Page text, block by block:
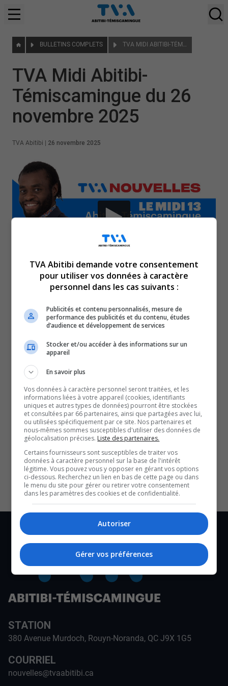
BULLETINS COMPLETS TVA MIDI ABITIBI-TÉMISCAMINGUE DU 26 NOVEMBRE 2025
TVA Midi Abitibi-
Témiscamingue du 26
novembre 2025
TVA Abitibi 26 novembre 2025
En manchettes en ce mercredi 26 novembre 2025 :
Plusieurs Témiscabitibiens bientôt sans médecin de
famille.
L’ex-maire, Régis Labeaume, exige une meilleure
protection des emplois.
QUESTION DU JOUR
Commentaires
SOUTENIR NOS MÉDIAS, C’EST PROTÉGER NOTRE
CULTURE ET NOTRE ÉCONOMIE
STATION
380 Avenue Murdoch, Rouyn-Noranda, QC J9X 1G5
COURRIEL
nouvelles@tvaabitibi.ca
TVA Abitibi demande votre consentement
pour utiliser vos données à caractère
personnel dans les cas suivants :
Publicités et contenu personnalisés, mesure de
performance des publicités et du contenu, études
d’audience et développement de services
Stocker et/ou accéder à des informations sur un
appareil
En savoir plus
Vos données à caractère personnel seront traitées, et les
informations liées à votre appareil (cookies, identifiants
uniques et autres types de données) pourront être stockées
et consultées par 66 partenaires, ainsi que partagées avec lui,
ou utilisées spécifiquement par ce site. Nos partenaires et
nous-mêmes sommes susceptibles d'utiliser des données de
géolocalisation précises. Liste des partenaires.
Certains fournisseurs sont susceptibles de traiter vos
données à caractère personnel sur la base de l'intérêt
légitime. Vous pouvez vous y opposer en gérant vos options
ci-dessous. Recherchez un lien en bas de cette page ou dans
le menu du site pour gérer ou retirer votre consentement
dans les paramètres des cookies et de confidentialité.
Autoriser
Gérer vos préférences